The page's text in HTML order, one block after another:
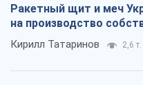
Ракетный щит и меч
на производство
Кирилл Татаринов 2,6 т.